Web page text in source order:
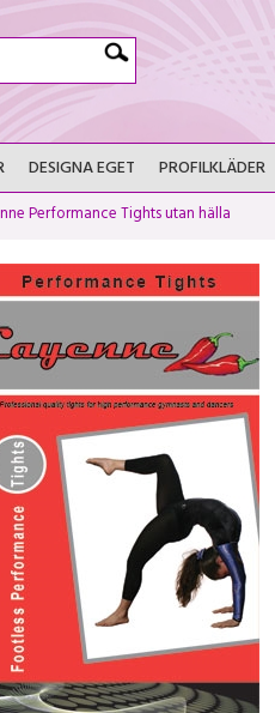
DESIGNA EGET PROFILKLÄDER
Performance Tights utan hälla